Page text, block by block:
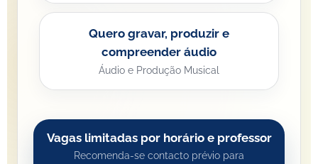
Quero gravar, produzir e
compreender áudio
Áudio e Produção Musical
Vagas limitadas por horário e professor
Recomenda-se contacto prévio para